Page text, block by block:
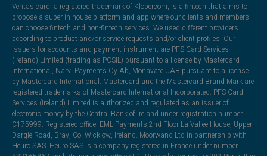
Veritas card, a registered trademark of Klopercom, is a fintech that aims to
propose a super in-house platform and app where our clients and members
can choose fintech and non-fintech services. We used different providers
according to product and/or service requests and/or client profiles. Our
issuers for accounts and payment instrument are PFS Card Services
(Ireland) Limited (trading as PCSIL) pursuant to a license by Mastercard
International, Narvi Payments Oy Ab, Monavate UAB pursuant to a license
by Mastercard International. Mastercard and the Mastercard Brand Mark are
registered trademarks of Mastercard International Incorporated. PFS Card
Services (Ireland) Limited is authorized and regulated as an issuer of
electronic money by the Central Bank of Ireland under registration number
C175999. Registered office: EML Payments,2nd Floor La Vallee House, Upper
Dargle Road, Bray, Co. Wicklow, Ireland. Moorwand Ltd in partnership with
Heuro SAS. Heuro SAS is a company registered in France under number